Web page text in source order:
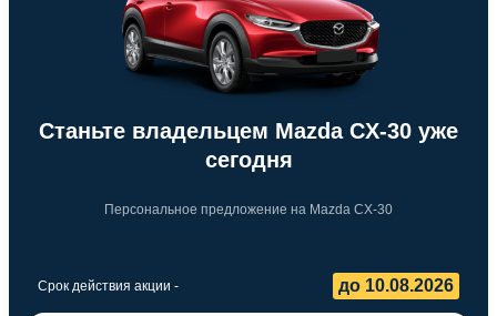
Станьте владельцем Mazda CX-30 уже
сегодня
Персональное предложение на Mazda CX-30
Срок действия акции - до 10.08.2026